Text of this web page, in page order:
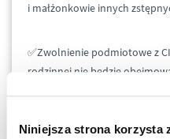
Niniejsza strona korzysta
i małżonkowie innych
✅Zwolnienie podmiotowe z
rodzinnej nie będzie
zorganizowana część lub